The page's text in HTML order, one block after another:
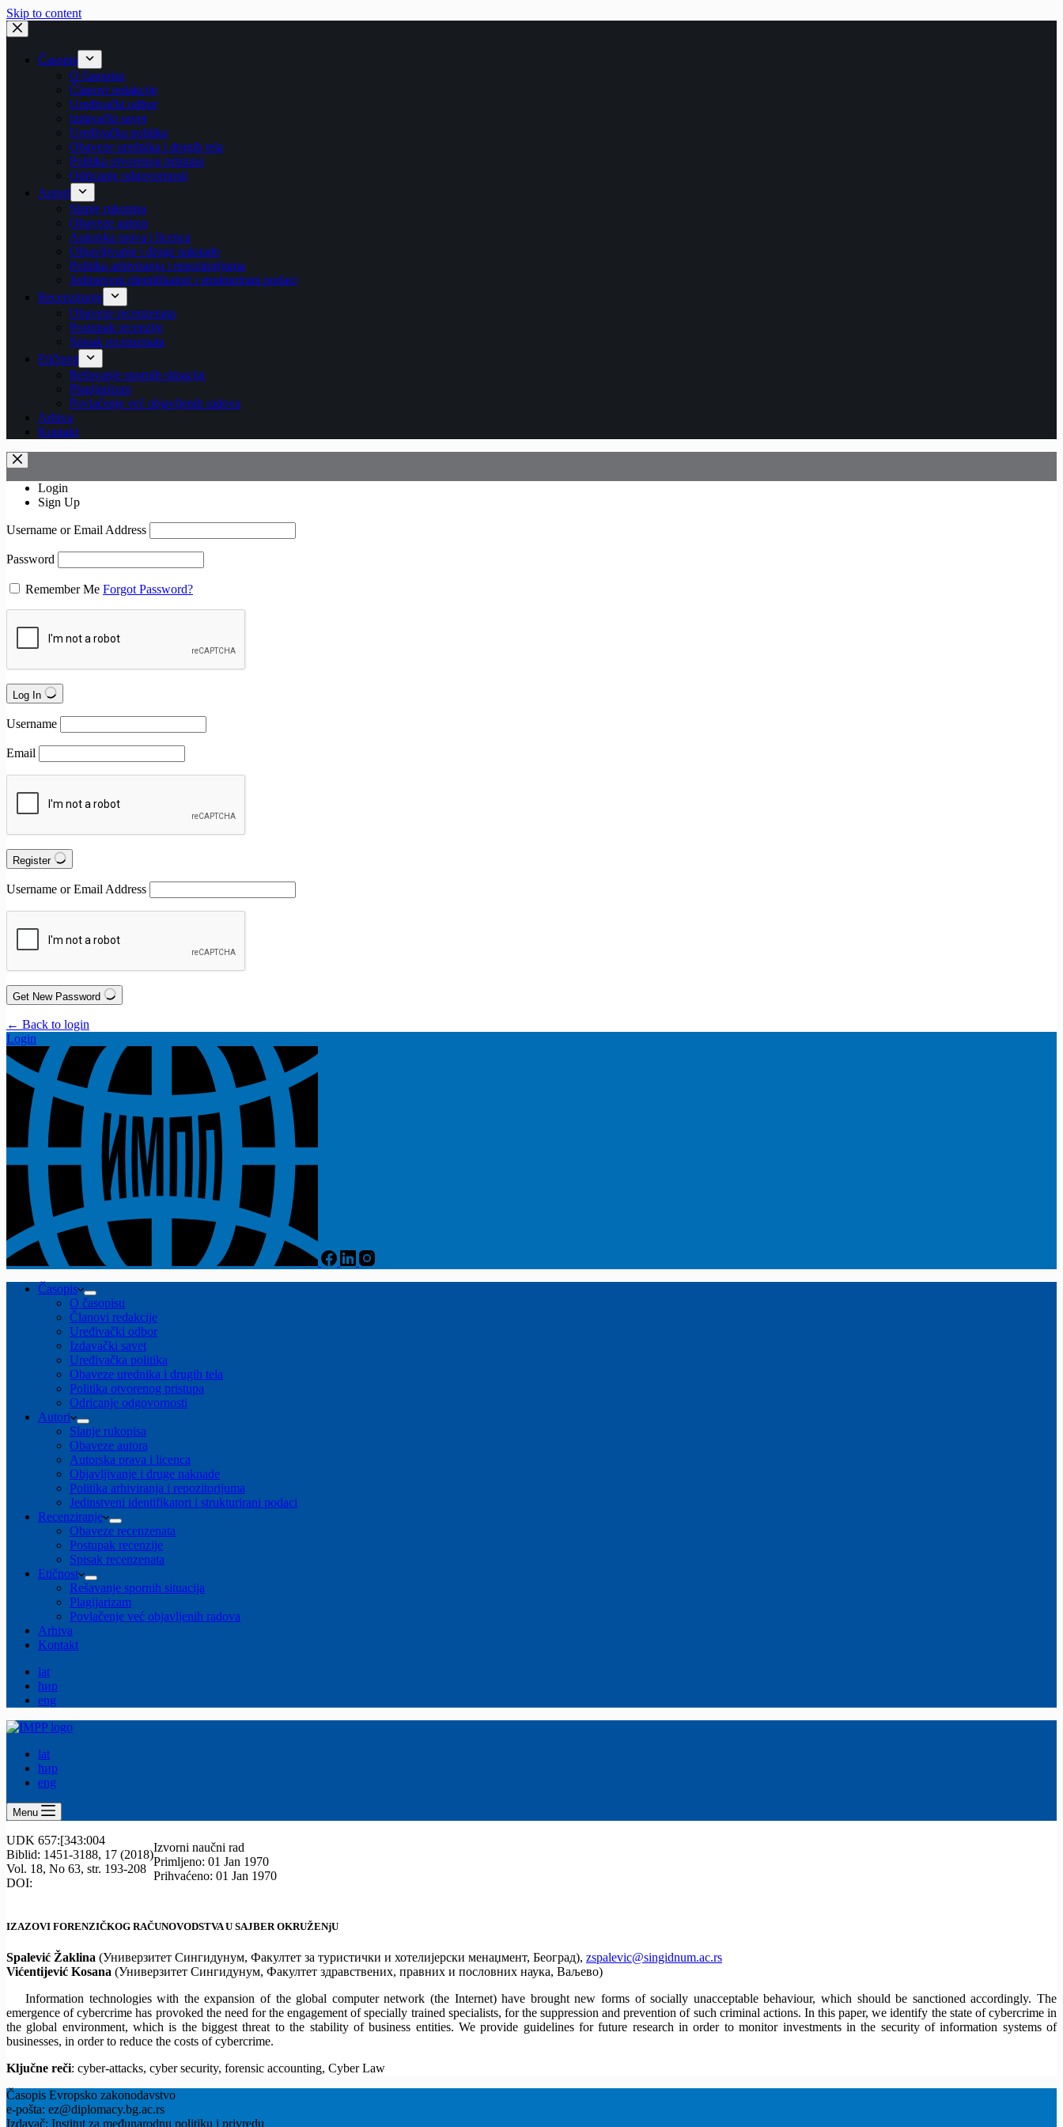
Skip to content
Časopis
O časopisu
Članovi redakcije
Uređivački odbor
Izdavački savet
Uređivačka politika
Obaveze urednika i drugih tela
Politika otvorenog pristupa
Odricanje odgovornosti
Autori
Slanje rukopisa
Obaveze autora
Autorska prava i licenca
Objavljivanje i druge naknade
Politika arhiviranja i repozitorijuma
Jedinstveni identifikatori i strukturirani podaci
Recenziranje
Obaveze recenzenata
Postupak recenzije
Spisak recenzenata
Etičnost
Rešavanje spornih situacija
Plagijarizam
Povlačenje već objavljenih radova
Arhiva
Kontakt
Login
Sign Up
Username or Email Address
Password
Remember Me Forgot Password?
Log In
Username
Email
Register
Username or Email Address
Get New Password
← Back to login
Login
Časopis
O časopisu
Članovi redakcije
Uređivački odbor
Izdavački savet
Uređivačka politika
Obaveze urednika i drugih tela
Politika otvorenog pristupa
Odricanje odgovornosti
Autori
Slanje rukopisa
Obaveze autora
Autorska prava i licenca
Objavljivanje i druge naknade
Politika arhiviranja i repozitorijuma
Jedinstveni identifikatori i strukturirani podaci
Recenziranje
Obaveze recenzenata
Postupak recenzije
Spisak recenzenata
Etičnost
Rešavanje spornih situacija
Plagijarizam
Povlačenje već objavljenih radova
Arhiva
Kontakt
lat
ћир
eng
lat
ћир
eng
Menu
UDK 657:[343:004
Biblid: 1451-3188, 17 (2018)
Vol. 18, No 63, str. 193-208
DOI:
Izvorni naučni rad
Primljeno: 01 Jan 1970
Prihvaćeno: 01 Jan 1970
IZAZOVI FORENZIČKOG RAČUNOVODSTVA U SAJBER OKRUŽENjU
Spalević Žaklina (Универзитет Сингидунум, Факултет за туристички и хотелијерски менаџмент, Београд), zspalevic@singidnum.ac.rs
Vićentijević Kosana (Универзитет Сингидунум, Факултет здравствених, правних и пословних наука, Ваљево)
Information technologies with the expansion of the global computer network (the Internet) have brought new forms of socially unacceptable behaviour, which should be sanctioned accordingly. The
emergence of cybercrime has provoked the need for the engagement of specially trained specialists, for the suppression and prevention of such criminal actions. In this paper, we identify the state of cybercrime in
the global environment, which is the biggest threat to the stability of business entities. We provide guidelines for future research in order to monitor investments in the security of information systems of
businesses, in order to reduce the costs of cybercrime.
Ključne reči: cyber-attacks, cyber security, forensic accounting, Cyber Law
Časopis Evropsko zakonodavstvo
e-pošta: ez@diplomacy.bg.ac.rs
Izdavač: Institut za međunarodnu politiku i privredu